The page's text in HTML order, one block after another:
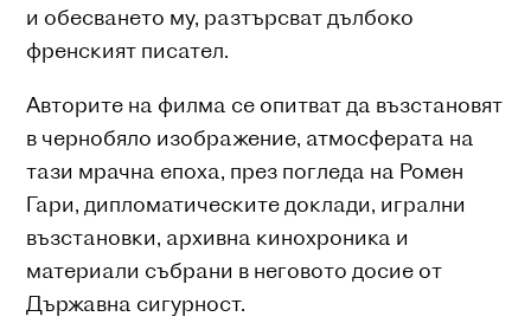
и обесването му, разтърсват дълбоко
френският писател.
Авторите на филма се опитват да възстановят
в чернобяло изображение, атмосферата на
тази мрачна епоха, през погледа на Ромен
Гари, дипломатическите доклади, игрални
възстановки, архивна кинохроника и
материали събрани в неговото досие от
Държавна сигурност.